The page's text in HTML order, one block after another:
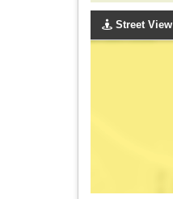
Street View